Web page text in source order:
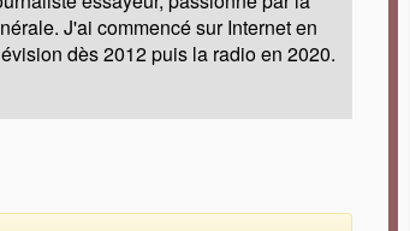
J'ai commencé sur Internet en
dès 2012 puis la radio en 2020.